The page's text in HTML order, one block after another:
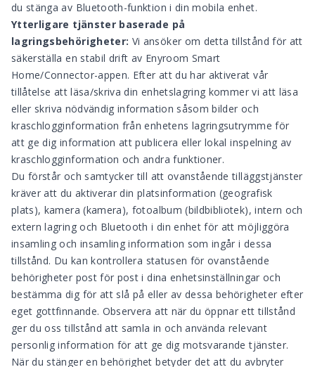
du stänga av Bluetooth-funktion i din mobila enhet.
Ytterligare tjänster baserade på
lagringsbehörigheter: Vi ansöker om detta tillstånd för att
säkerställa en stabil drift av Enyroom Smart
Home/Connector-appen. Efter att du har aktiverat vår
tillåtelse att läsa/skriva din enhetslagring kommer vi att läsa
eller skriva nödvändig information såsom bilder och
kraschlogginformation från enhetens lagringsutrymme för
att ge dig information att publicera eller lokal inspelning av
kraschlogginformation och andra funktioner.
Du förstår och samtycker till att ovanstående tilläggstjänster
kräver att du aktiverar din platsinformation (geografisk
plats), kamera (kamera), fotoalbum (bildbibliotek), intern och
extern lagring och Bluetooth i din enhet för att möjliggöra
insamling och insamling information som ingår i dessa
tillstånd. Du kan kontrollera statusen för ovanstående
behörigheter post för post i dina enhetsinställningar och
bestämma dig för att slå på eller av dessa behörigheter efter
eget gottfinnande. Observera att när du öppnar ett tillstånd
ger du oss tillstånd att samla in och använda relevant
personlig information för att ge dig motsvarande tjänster.
När du stänger en behörighet betyder det att du avbryter